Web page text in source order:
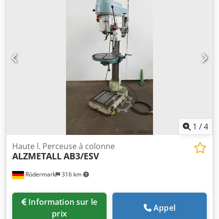
manuelle/automatique mm/tr Distance maxi broche/table :
80 - 680 mm Surface de serrage de la table: : 500 x 370 mm
rotation de la table : 360 °. Réglage de la table de perçage :
600 vertical mm Diamètre de la colonne : Ø 130 mm
Puissance totale requise : 7,5 kW Poids de la machine env.
: 273 kg Dimensions de la machine env. L x l x H : 0,9 x 0,6 x
1,9 m La machine peut tarauder, changement du sens de
marche gauche/droite sélectionnable par pédale ou/et
butée de profondeur Dwsdpfxju Idkzj Aldja Table
inclinable et réglable en hauteur. *
1 /4
Rödermark 316 km
Haute l. Perceuse à colonne
ALZMETALLAB3/ESV
prix
Appel